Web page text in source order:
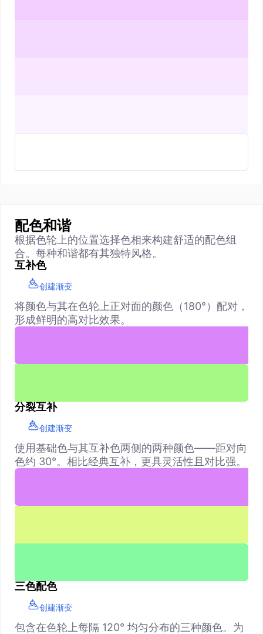
配色和谐
根据色轮上的位置选择色相来构建舒适的配色组
合。每种和谐都有其独特风格。
互补色
创建渐变
将颜色与其在色轮上正对面的颜色（180°）配对，
形成鲜明的高对比效果。
分裂互补
创建渐变
使用基础色与其互补色两侧的两种颜色——距对向
色约 30°。相比经典互补，更具灵活性且对比强。
三色配色
创建渐变
包含在色轮上每隔 120° 均匀分布的三种颜色。为